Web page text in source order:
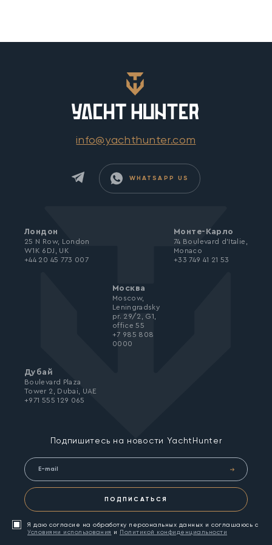
info@yachthunter.com
WHATSAPP US
Подпишитесь на новости YachtHunter
ПОДПИСАТЬСЯ
Я даю согласие на обработку персональных данных и соглашаюсь с
Условиями использования и Политикой конфиденциальности
Лондон
25 N Row, London
W1K 6DJ, UK
+44 20 45 773 007
Монте-Карло
74 Boulevard d’Italie,
Monaco
+33 749 41 21 53
Москва
Moscow,
Leningradsky
pr. 29/2, G1,
office 55
+7 985 808
0000
Дубай
Boulevard Plaza
Tower 2, Dubai, UAE
+971 555 129 065